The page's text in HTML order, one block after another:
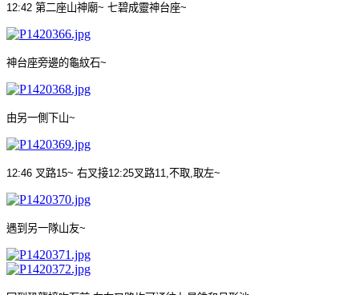
12:42 第二座山神廟~ 七碧成靈神台座~
神台座旁邊的龜紋石~
由另一側下山~
12:46 叉路15~ 右叉接12:25叉路11, 不取 取左~
遇到另一隊山友~